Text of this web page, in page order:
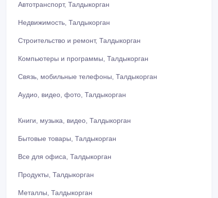
Автотранспорт, Талдыкорган
Недвижимость, Талдыкорган
Строительство и ремонт, Талдыкорган
Компьютеры и программы, Талдыкорган
Связь, мобильные телефоны, Талдыкорган
Аудио, видео, фото, Талдыкорган
Книги, музыка, видео, Талдыкорган
Бытовые товары, Талдыкорган
Все для офиса, Талдыкорган
Продукты, Талдыкорган
Металлы, Талдыкорган